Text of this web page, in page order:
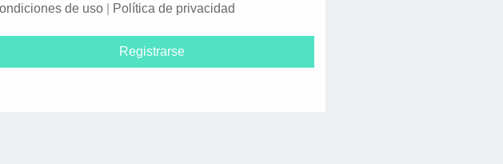
de uso Política de privacidad
Registrarse